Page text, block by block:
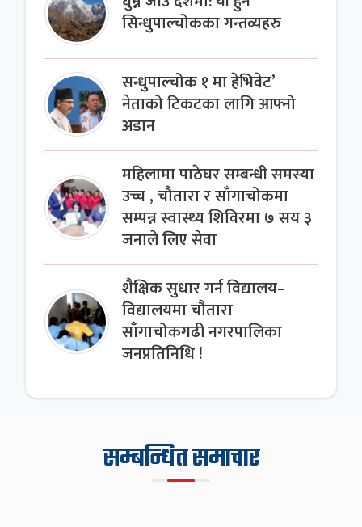
सिन्धुपाल्चोकका गन्तव्यहरु
सन्धुपाल्चोक १ मा हेभिवेट’
नेताको टिकटका लागि आफ्नो
अडान
महिलामा पाठेघर सम्बन्धी समस्या
उच्च , चौतारा र साँगाचोकमा
सम्पन्न स्वास्थ्य शिविरमा ७ सय ३
जनाले लिए सेवा
शैक्षिक सुधार गर्न विद्यालय–
विद्यालयमा चौतारा
साँगाचोकगढी नगरपालिका
जनप्रतिनिधि !
सम्बन्धित समाचार